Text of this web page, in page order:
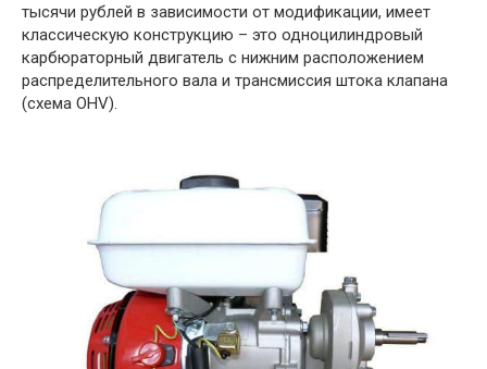
тысячи рублей в зависимости от модификации, имеет
классическую конструкцию – это одноцилиндровый
карбюраторный двигатель с нижним расположением
распределительного вала и трансмиссия штока клапана
(схема OHV).